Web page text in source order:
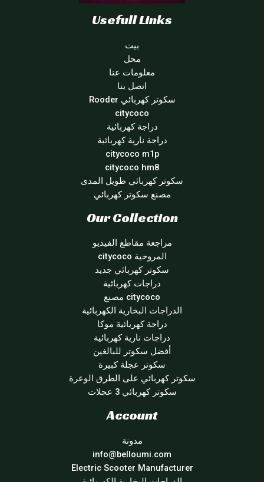
Usefull Links
بيت
محل
معلومات عنا
اتصل بنا
سكوتر كهربائي Rooder
citycoco
دراجة كهربائية
دراجة نارية كهربائية
citycoco m1p
citycoco hm8
سكوتر كهربائي طويل المدى
مصنع سكوتر كهربائي
Our Collection
مراجعة مقاطع الفيديو
المروحية citycoco
سكوتر كهربائي جديد
دراجات كهربائية
citycoco مصنع
الدراجات البخارية الكهربائية
دراجة كهربائية موكا
دراجات نارية كهربائية
أفضل سكوتر للبالغين
سكوتر عجلة كبيرة
سكوتر كهربائي على الطرق الوعرة
سكوتر كهربائي 3 عجلات
Account
مدونة
info@belloumi.com
Electric Scooter Manufacturer